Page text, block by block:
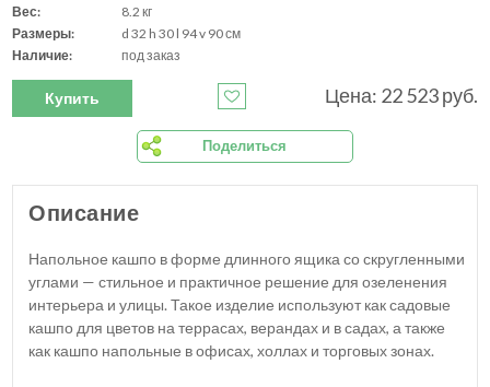
Вес:
8.2 кг
Размеры:
d 32 h 30 l 94 v 90 см
Наличие:
под заказ
Купить Цена: 22 523 руб.
Поделиться
Описание
Напольное кашпо в форме длинного ящика со скругленными
углами — стильное и практичное решение для озеленения
интерьера и улицы. Такое изделие используют как садовые
кашпо для цветов на террасах, верандах и в садах, а также
как кашпо напольные в офисах, холлах и торговых зонах.